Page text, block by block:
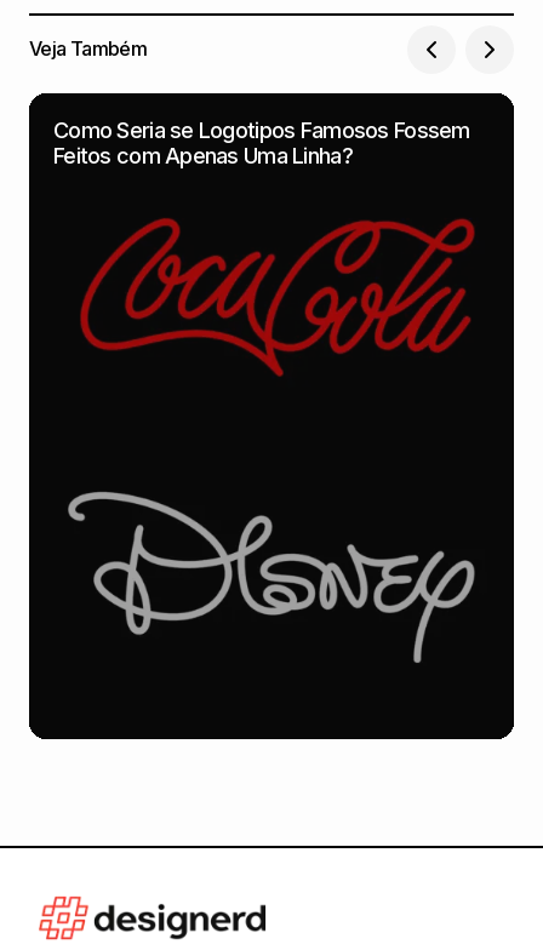
Veja Também
Como Seria se Logotipos Famosos Fossem
Feitos com Apenas Uma Linha?